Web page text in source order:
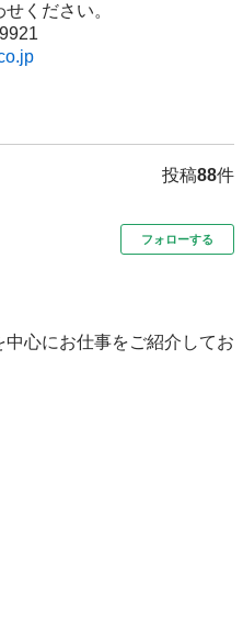
ください。
投稿88件
フォローする
心にお仕事をご紹介してお